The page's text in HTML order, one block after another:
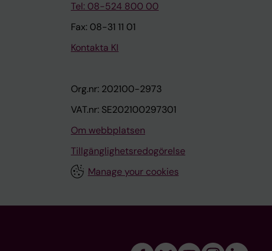
Tel: 08-524 800 00
Fax: 08-31 11 01
Kontakta KI
Org.nr: 202100-2973
VAT.nr: SE202100297301
Om webbplatsen
Tillgänglighetsredogörelse
Manage your cookies